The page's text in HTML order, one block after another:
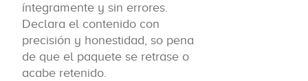
íntegramente y sin errores.
Declara el contenido con
precisión y honestidad, so pena
de que el paquete se retrase o
acabe retenido.